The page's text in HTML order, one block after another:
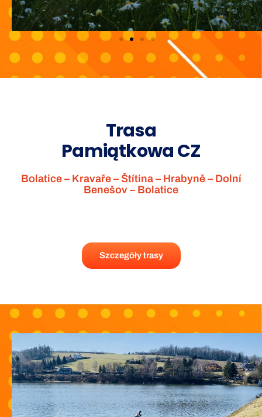
Trasa
Pamiątkowa CZ
Bolatice – Kravaře – Štítina – Hrabyně – Dolní
Benešov – Bolatice
Szczegóły trasy